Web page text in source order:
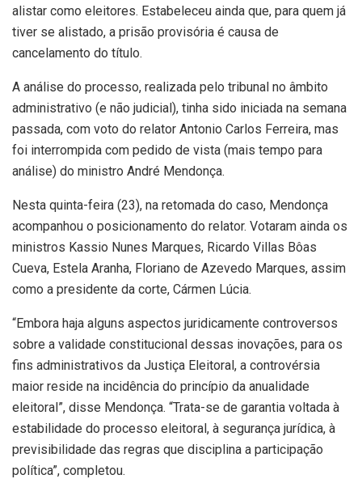
alistar como eleitores. Estabeleceu ainda que, para quem já
tiver se alistado, a prisão provisória é causa de
cancelamento do título.
A análise do processo, realizada pelo tribunal no âmbito
administrativo (e não judicial), tinha sido iniciada na semana
passada, com voto do relator Antonio Carlos Ferreira, mas
foi interrompida com pedido de vista (mais tempo para
análise) do ministro André Mendonça.
Nesta quinta-feira (23), na retomada do caso, Mendonça
acompanhou o posicionamento do relator. Votaram ainda os
ministros Kassio Nunes Marques, Ricardo Villas Bôas
Cueva, Estela Aranha, Floriano de Azevedo Marques, assim
como a presidente da corte, Cármen Lúcia.
“Embora haja alguns aspectos juridicamente controversos
sobre a validade constitucional dessas inovações, para os
fins administrativos da Justiça Eleitoral, a controvérsia
maior reside na incidência do princípio da anualidade
eleitoral”, disse Mendonça. “Trata-se de garantia voltada à
estabilidade do processo eleitoral, à segurança jurídica, à
previsibilidade das regras que disciplina a participação
política”, completou.